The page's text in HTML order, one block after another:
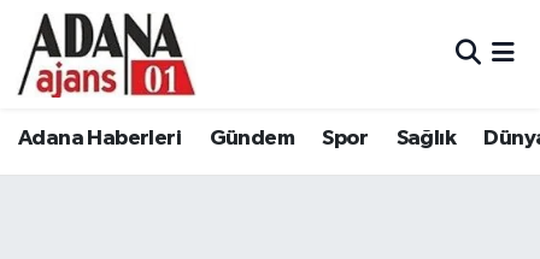
Adana Haberleri Gündem Spor Sağlık
Adana Haberleri
Adana Nöbetçi Eczaneler